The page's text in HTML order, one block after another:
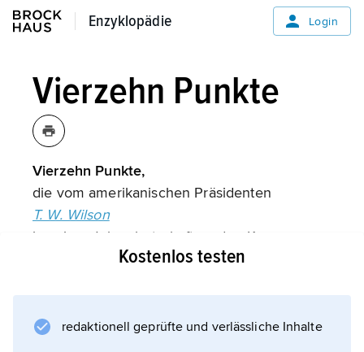
Enzyklopädie
Enzyklopädie Login
Vierzehn Punkte
Vierzehn Punkte,
die vom amerikanischen Präsidenten
T. W. Wilson
in seiner Jahresbotschaft an den Kongress
vom 8. 1. 1918 formulierten Grundsätze für
Kostenlos testen
redaktionell geprüfte und verlässliche Inhalte